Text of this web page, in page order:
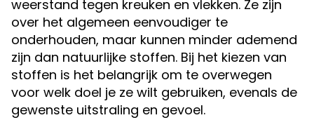
weerstand tegen kreuken en vlekken. Ze zijn
over het algemeen eenvoudiger te
onderhouden, maar kunnen minder ademend
zijn dan natuurlijke stoffen. Bij het kiezen van
stoffen is het belangrijk om te overwegen
voor welk doel je ze wilt gebruiken, evenals de
gewenste uitstraling en gevoel.